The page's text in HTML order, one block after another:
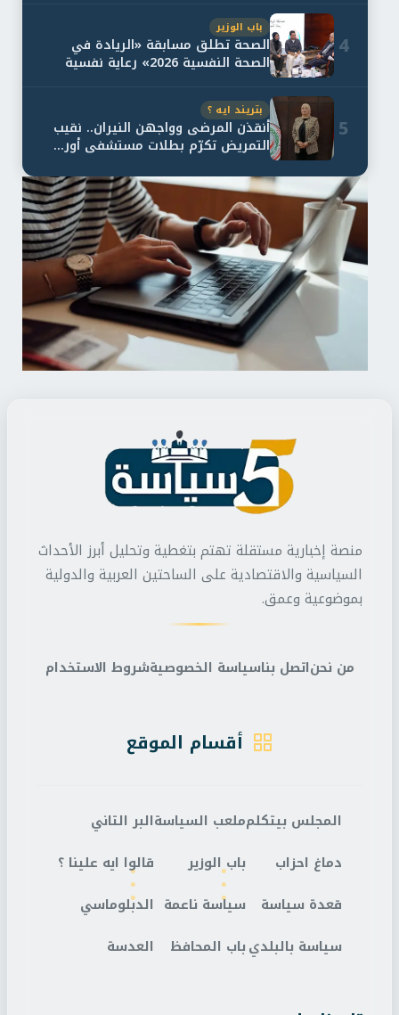
4
باب الوزير
الصحة تطلق مسابقة «الريادة في
الصحة النفسية 2026» رعاية نفسية
5
بتريند ايه ؟
أنقذن المرضى وواجهن النيران.. نقيب
التمريض تكرّم بطلات مستشفى أور...
منصة إخبارية مستقلة تهتم بتغطية وتحليل أبرز الأحداث
السياسية والاقتصادية على الساحتين العربية والدولية
بموضوعية وعمق.
من نحناتصل بناسياسة الخصوصيةشروط الاستخدام
أقسام الموقع
المجلس بيتكلم
دماغ احزاب
قعدة سياسة
سياسة بالبلدي
ملعب السياسة
باب الوزير
سياسة ناعمة
باب المحافظ
البر التاني
قالوا ايه علينا ؟
الدبلوماسي
العدسة